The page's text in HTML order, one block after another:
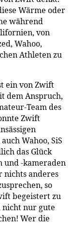
Wärme oder
während
von
Wahoo,
Athleten zu
ein von Zwift
dem Anspruch,
Team des
Zwift
Wahoo, SiS
das Glück
und -kameraden
anderes
so
begeistert zu
nicht nur gute
Wer die